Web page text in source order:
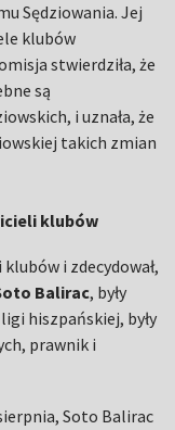
Sędziowania. Jej
klubów
stwierdziła, że
są
i uznała, że
takich zmian
klubów
i zdecydował,
Balirac, były
hiszpańskiej, były
prawnik i
Soto Balirac